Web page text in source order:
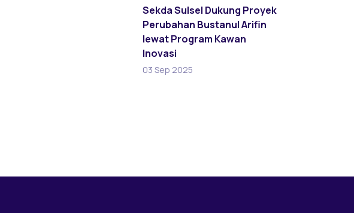
Sekda Sulsel Dukung Proyek
Perubahan Bustanul Arifin
lewat Program Kawan
Inovasi
03 Sep 2025